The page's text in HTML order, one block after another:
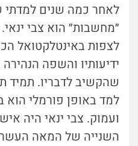
לאחר כמה שנים
״מחשבות״ הוא צבי
לצפות באינטלקטואל
ידיעותיו והשפה
שהקשיב לדבריו. תמיד
למד באופן פורמלי
ועמוק. צבי ינאי היה
השנייה של המאה